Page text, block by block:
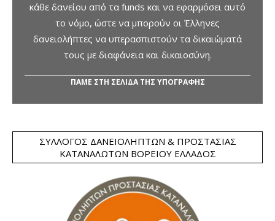
κάθε δανείου από τα funds και να εφαρμόσει αυτό
το νόμο, ώστε να μπορούν οι Έλληνες
δανειολήπτες να υπερασπιστούν τα δικαιώματά
τους με διαφάνεια και δικαιοσύνη.
ΠΑΜΕ ΣΤΗ ΣΕΛΙΔΑ ΤΗΣ ΥΠΟΓΡΑΦΗΣ
ΣΎΛΛΟΓΟΣ ΔΑΝΕΙΟΛΗΠΤΏΝ & ΠΡΟΣΤΑΣΊΑΣ
ΚΑΤΑΝΑΛΩΤΏΝ ΒΟΡΕΊΟΥ ΕΛΛΆΔΟΣ